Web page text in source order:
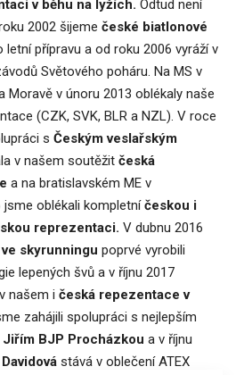
v běhu na lyžích. Odtud není
2002 šijeme české biatlonové
letní přípravu a od roku 2006 vyráží v
Světového poháru. Na MS v
Moravě v únoru 2013 oblékaly naše
(CZK, SVK, BLR a NZL). V roce
s Českým veslařským
v našem soutěžit česká
a na bratislavském ME v
jsme oblékali kompletníčeskou i
reprezentaci. V dubnu 2016
skyrunningu poprvé vyrobili
lepených švů a v říjnu 2017
našem i česká repezentace v
zahájili spolupráci s nejlepším
Jiřím BJP Procházkou a v říjnu
stává v oblečení ATEX